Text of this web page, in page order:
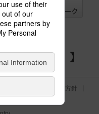
アカウント
ー
個人情報保護方針